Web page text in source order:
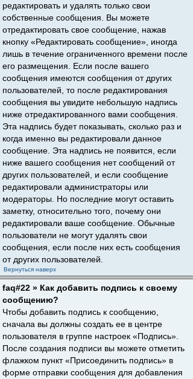
редактировать и удалять только свои
собственные сообщения. Вы можете
отредактировать свое сообщение, нажав
кнопку «Редактировать сообщение», иногда
лишь в течение ограниченного времени после
его размещения. Если после вашего
сообщения имеются сообщения от других
пользователей, то после редактирования
сообщения вы увидите небольшую надпись
ниже отредактированного вами сообщения.
Эта надпись будет показывать, сколько раз и
когда именно вы редактировали данное
сообщение. Эта надпись не появится, если
ниже вашего сообщения нет сообщений от
других пользователей, и если сообщение
редактировали администраторы или
модераторы. Но последние могут оставить
заметку, относительно того, почему они
редактировали ваше сообщение. Обычные
пользователи не могут удалять свои
сообщения, если после них есть сообщения
от других пользователей.
Вернуться наверх
faq#22 » Как добавить подпись к своему
сообщению?
Чтобы добавить подпись к сообщению,
сначала вы должны создать ее в центре
пользователя в группе настроек «Подпись».
После создания подписи вы можете отметить
флажком пункт «Присоединить подпись» в
форме отправки сообщения для добавления